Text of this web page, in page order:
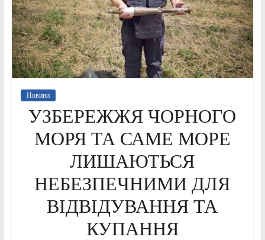
Новини
УЗБЕРЕЖЖЯ ЧОРНОГО
МОРЯ ТА САМЕ МОРЕ
ЛИШАЮТЬСЯ
НЕБЕЗПЕЧНИМИ ДЛЯ
ВІДВІДУВАННЯ ТА
КУПАННЯ